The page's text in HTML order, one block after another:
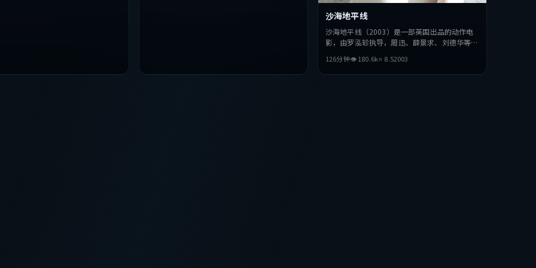
沙海地平线
沙海地平线（2003）是一部英国出品的动作电
影，由罗泓轸执导，周迅、薛景求、刘德华等主
抉择，节奏张弛有度，适合喜欢该类型的观众完
整观看。
126分钟👁180.6k⭐ 8.52003